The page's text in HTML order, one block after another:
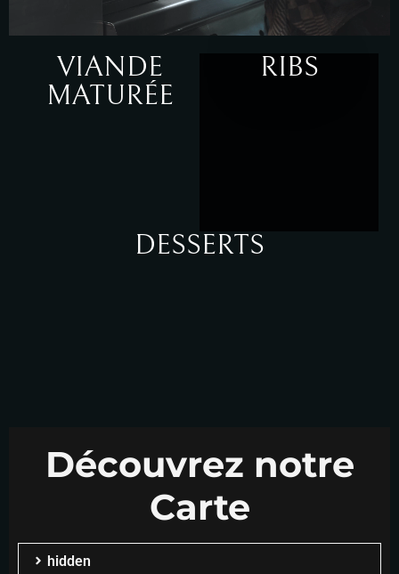
VIANDE
MATURÉE
RIBS
DESSERTS
Découvrez notre
Carte
hidden